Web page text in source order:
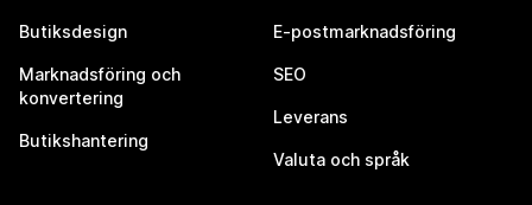
Butiksdesign
Marknadsföring och
konvertering
Butikshantering
E-postmarknadsföring
SEO
Leverans
Valuta och språk